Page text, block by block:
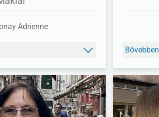
Adrienne
Bővebben